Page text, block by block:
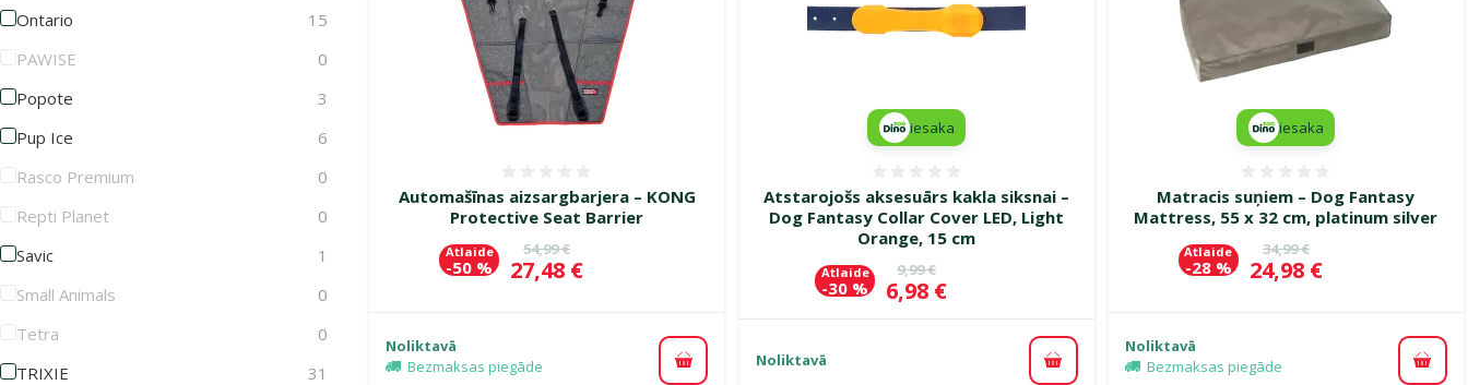
Ontario
15
PAWISE
0
Popote
3
Pup Ice
6
Rasco Premium
0
Repti Planet
0
Savic
1
Small Animals
0
Tetra
0
TRIXIE
31
Automašīnas aizsargbarjera – KONG
Protective Seat Barrier
Oriģinālā cena
54,99 €
Cena
27,48 €
Atlaide
-50 %
Noliktavā
Bezmaksas piegāde
Pievienot grozam
Atstarojošs aksesuārs kakla siksnai –
Dog Fantasy Collar Cover LED, Light
Orange, 15 cm
Oriģinālā cena
9,99 €
Cena
6,98 €
Atlaide
-30 %
iesaka
Noliktavā Pievienot grozam
Matracis suņiem – Dog Fantasy
Mattress, 55 x 32 cm, platinum silver
Oriģinālā cena
34,99 €
Cena
24,98 €
Atlaide
-28 %
iesaka
Noliktavā
Bezmaksas piegāde